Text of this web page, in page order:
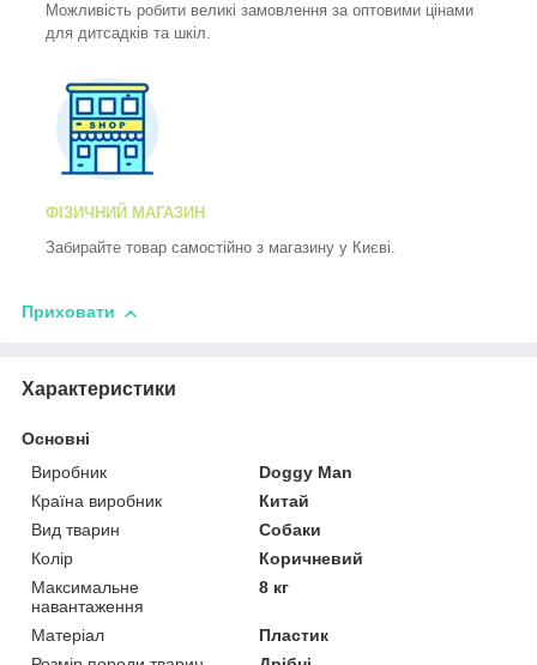
Можливість робити великі замовлення за оптовими цінами
для дитсадків та шкіл.
ФІЗИЧНИЙ МАГАЗИН
Забирайте товар самостійно з магазину у Києві.
Приховати
Характеристики
Основні
Виробник
Doggy Man
Країна виробник
Китай
Вид тварин
Собаки
Колір
Коричневий
Максимальне
навантаження
8 кг
Матеріал
Пластик